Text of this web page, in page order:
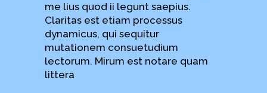
me lius quod ii legunt saepius.
Claritas est etiam processus
dynamicus, qui sequitur
mutationem consuetudium
lectorum. Mirum est notare quam
littera